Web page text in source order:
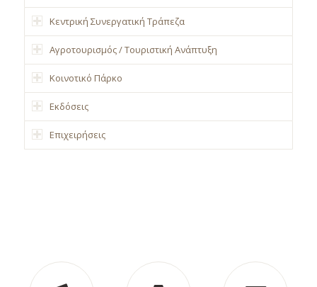
Κεντρική Συνεργατική Τράπεζα
Αγροτουρισμός / Τουριστική Ανάπτυξη
Κοινοτικό Πάρκο
Εκδόσεις
Επιχειρήσεις